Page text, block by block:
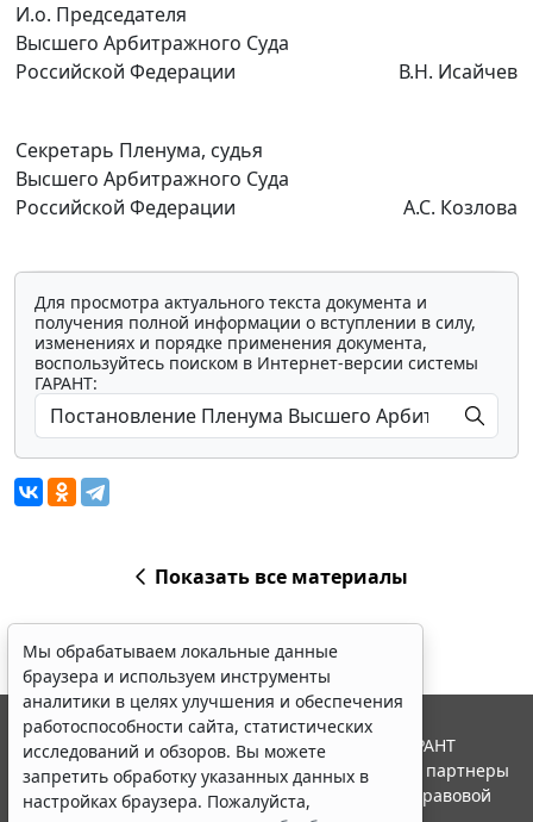
И.о. Председателя
Высшего Арбитражного Суда
Российской Федерации
В.Н. Исайчев
Секретарь Пленума, судья
Высшего Арбитражного Суда
Российской Федерации
А.С. Козлова
Для просмотра актуального текста документа и
получения полной информации о вступлении в силу,
изменениях и порядке применения документа,
воспользуйтесь поиском в Интернет-версии системы
ГАРАНТ:
Показать все материалы
Мы обрабатываем локальные данные
браузера и используем инструменты
аналитики в целях улучшения и обеспечения
работоспособности сайта, статистических
исследований и обзоров. Вы можете
запретить обработку указанных данных в
настройках браузера. Пожалуйста,
© ООО "НПП "ГАРАНТ-СЕРВИС", 2026. Система ГАРАНТ
выпускается с 1990 года. Компания "Гарант" и ее партнеры
являются участниками Российской ассоциации правовой